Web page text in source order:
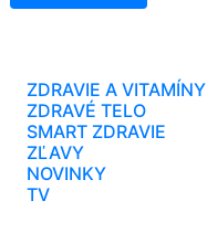
ZDRAVIE A VITAMÍNY
ZDRAVÉ TELO
SMART ZDRAVIE
ZĽAVY
NOVINKY
TV